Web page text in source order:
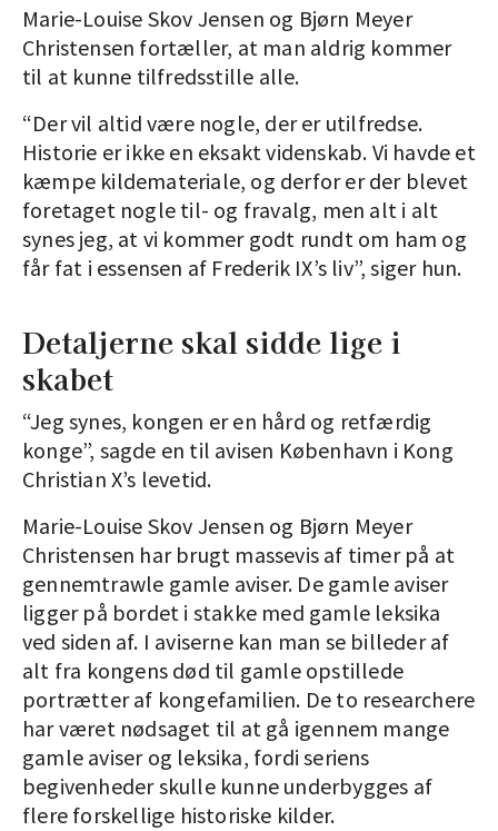
Marie-Louise Skov Jensen og Bjørn Meyer
Christensen fortæller, at man aldrig kommer
til at kunne tilfredsstille alle.
“Der vil altid være nogle, der er utilfredse.
Historie er ikke en eksakt videnskab. Vi havde et
kæmpe kildemateriale, og derfor er der blevet
foretaget nogle til- og fravalg, men alt i alt
synes jeg, at vi kommer godt rundt om ham og
får fat i essensen af Frederik IX’s liv”, siger hun.
Detaljerne skal sidde lige i
skabet
“Jeg synes, kongen er en hård og retfærdig
konge”, sagde en til avisen København i Kong
Christian X’s levetid.
Marie-Louise Skov Jensen og Bjørn Meyer
Christensen har brugt massevis af timer på at
gennemtrawle gamle aviser. De gamle aviser
ligger på bordet i stakke med gamle leksika
ved siden af. I aviserne kan man se billeder af
alt fra kongens død til gamle opstillede
portrætter af kongefamilien. De to researchere
har været nødsaget til at gå igennem mange
gamle aviser og leksika, fordi seriens
begivenheder skulle kunne underbygges af
flere forskellige historiske kilder.